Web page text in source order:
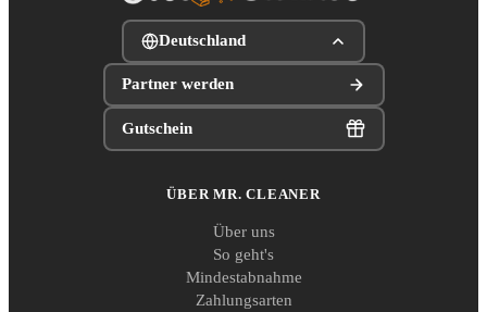
Deutschland
Partner werden
Gutschein
ÜBER MR. CLEANER
Über uns
So geht's
Mindestabnahme
Zahlungsarten